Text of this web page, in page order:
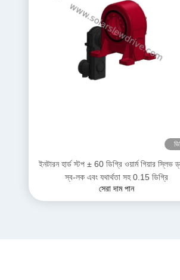
ইনটারন হার্ড স্টপ ± 60 ডিগ্রি ওয়ার্ম গিয়ার স্লিভ
স্ব-লক এবং যথার্থতা সহ 0.15 ডিগ্রি
সেরা দাম পান